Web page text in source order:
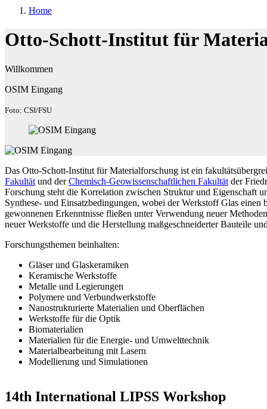
Home
Otto-Schott-Institut für
Willkommen
OSIM Eingang
Foto: CSI/FSU
Das Otto-Schott-Institut für Material­forschung ist ein
Fakultät und derChemisch-Geowissen­schaft­lichen Fakultät der
Forschung steht die Korrelation zwischen Struktur und Eigenschaft
Synthese- und Einsatzbedingungen, wobei der Werkstoff Glas einen
gewonnenen Erkenntnisse fließen unter Verwendung neuer
neuer Werkstoffe und die Herstellung maßgeschneiderter Bauteile
Forschungsthemen beinhalten:
Gläser und Glaskeramiken
Keramische Werkstoffe
Metalle und Legierungen
Polymere und Verbundwerkstoffe
Nanostrukturierte Materialien und Oberflächen
Werkstoffe für die Optik
Biomaterialien
Materialien für die Energie- und Umwelttechnik
Materialbearbeitung mit Lasern
Modellierung und Simulationen
14th International LIPSS Workshop